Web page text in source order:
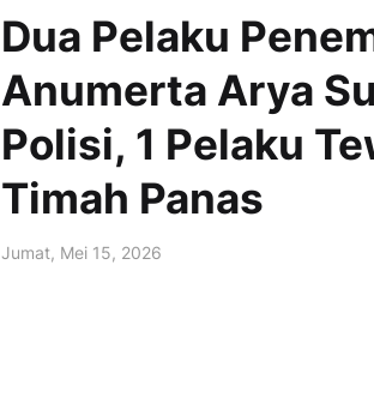
Dua Pelaku
Anumerta Arya
Polisi, 1 Pelaku
Timah Panas
Jumat, Mei 15, 2026